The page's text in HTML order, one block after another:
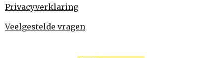
Privacyverklaring
Veelgestelde vragen